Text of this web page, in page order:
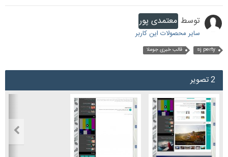
توسط معتمدی پور
سایر محصولات این کاربر
sj perty قالب خبری جوملا
2 تصویر